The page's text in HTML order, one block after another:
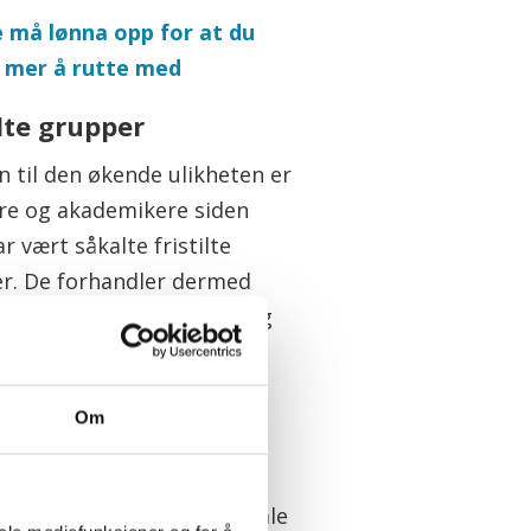
Om
må lønna opp for at du
mer å rutte med
grupper
til den økende ulikheten er
og akademikere siden
vært såkalte fristilte
De forhandler dermed
lokalt, med kommunen og
tillitsvalgte som parter.
for de øvrige ansatte i
flere år har de med lokale